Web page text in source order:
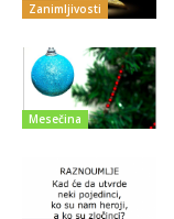
Zanimljivosti
Mesečina